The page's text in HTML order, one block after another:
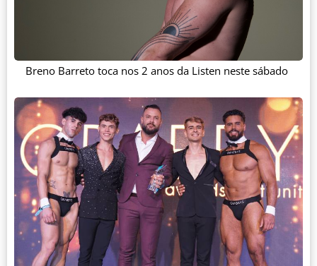
Breno Barreto toca nos 2 anos da Listen neste sábado